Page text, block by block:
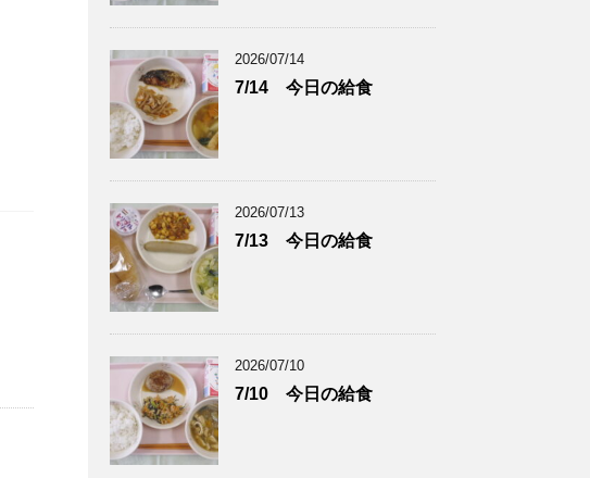
2026/07/14
7/14 今日の給食
2026/07/13
7/13 今日の給食
2026/07/10
7/10 今日の給食